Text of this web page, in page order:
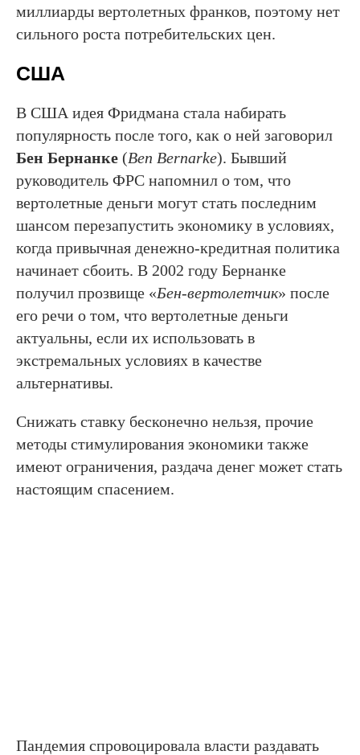
миллиарды вертолетных франков, поэтому нет
сильного роста потребительских цен.
США
В США идея Фридмана стала набирать
популярность после того, как о ней заговорил
Бен Бернанке (Ben Bernarke). Бывший
руководитель ФРС напомнил о том, что
вертолетные деньги могут стать последним
шансом перезапустить экономику в условиях,
когда привычная денежно-кредитная политика
начинает сбоить. В 2002 году Бернанке
получил прозвище «Бен-вертолетчик» после
его речи о том, что вертолетные деньги
актуальны, если их использовать в
экстремальных условиях в качестве
альтернативы.
Снижать ставку бесконечно нельзя, прочие
методы стимулирования экономики также
имеют ограничения, раздача денег может стать
настоящим спасением.
Пандемия спровоцировала власти раздавать